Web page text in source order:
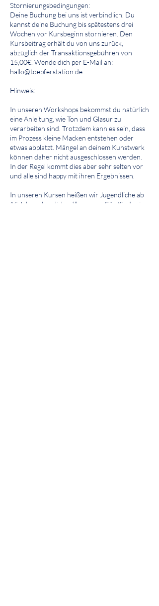
Stornierungsbedingungen:
Deine Buchung bei uns ist verbindlich. Du
kannst deine Buchung bis spätestens drei
Wochen vor Kursbeginn stornieren. Den
Kursbeitrag erhält du von uns zurück,
abzüglich der Transaktionsgebühren von
15,00€. Wende dich per E-Mail an:
hallo@toepferstation.de.
Hinweis:
In unseren Workshops bekommst du natürlich
eine Anleitung, wie Ton und Glasur zu
verarbeiten sind. Trotzdem kann es sein, dass
im Prozess kleine Macken entstehen oder
etwas abplatzt. Mängel an deinem Kunstwerk
können daher nicht ausgeschlossen werden.
In der Regel kommt dies aber sehr selten vor
und alle sind happy mit ihren Ergebnissen.
In unseren Kursen heißen wir Jugendliche ab
15 Jahren herzlich willkommen. Für Kinder im